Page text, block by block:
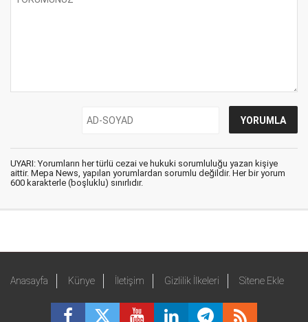
UYARI: Yorumların her türlü cezai ve hukuki sorumluluğu yazan kişiye
aittir. Mepa News, yapılan yorumlardan sorumlu değildir. Her bir yorum
600 karakterle (boşluklu) sınırlıdır.
Anasayfa Künye İletişim Gizlilik İlkeleri Sitene Ekle